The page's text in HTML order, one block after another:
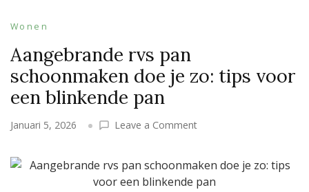
Wonen
Aangebrande rvs pan
schoonmaken doe je zo: tips voor
een blinkende pan
Januari 5, 2026 Leave a Commenton
pan
schoonmaken